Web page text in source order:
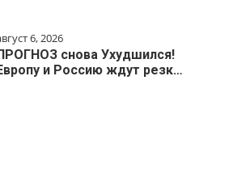
6, 2026
снова Ухудшился!
и Россию ждут резк…